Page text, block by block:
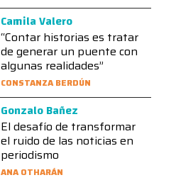
Camila Valero
“Contar historias es tratar
de generar un puente con
algunas realidades”
CONSTANZA BERDÚN
Gonzalo Bañez
El desafío de transformar
el ruido de las noticias en
periodismo
ANA OTHARÁN